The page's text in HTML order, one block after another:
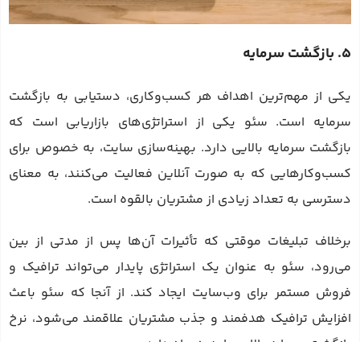
5. بازگشت سرمایه
یکی از مهم‌ترین اهداف هر کسب‌وکاری، دستیابی به بازگشت
سرمایه است. سئو یکی از استراتژی‌های بازاریابی است که
بازگشت سرمایه بالایی دارد. بهینه‌سازی سایت، به خصوص برای
کسب‌وکارهایی که به صورت آنلاین فعالیت می‌کنند، به معنای
دسترسی به تعداد زیادی از مشتریان بالقوه است.
برخلاف تبلیغات موقتی که تأثیرات آن‌ها پس از مدتی از بین
می‌رود، سئو به عنوان یک استراتژی پایدار می‌تواند ترافیک و
فروش مستمر برای وب‌سایت ایجاد کند. از آنجا که سئو باعث
افزایش ترافیک هدفمند و جذب مشتریان علاقمند می‌شود، نرخ